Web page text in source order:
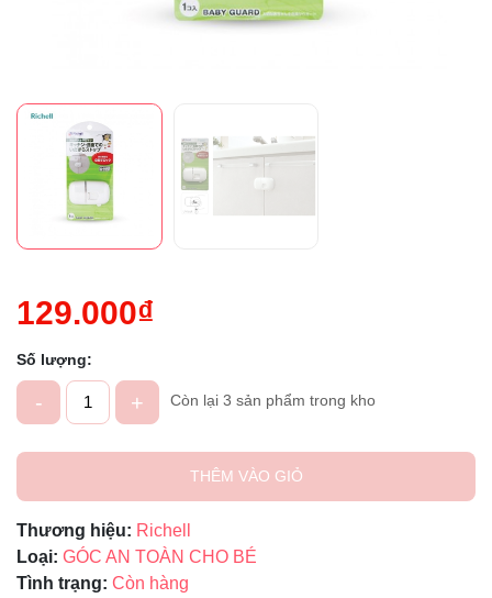
129.000₫
Số lượng:
- + Còn lại 3 sản phẩm trong kho
THÊM VÀO GIỎ
Thương hiệu: Richell
Loại: GÓC AN TOÀN CHO BÉ
Tình trạng: Còn hàng